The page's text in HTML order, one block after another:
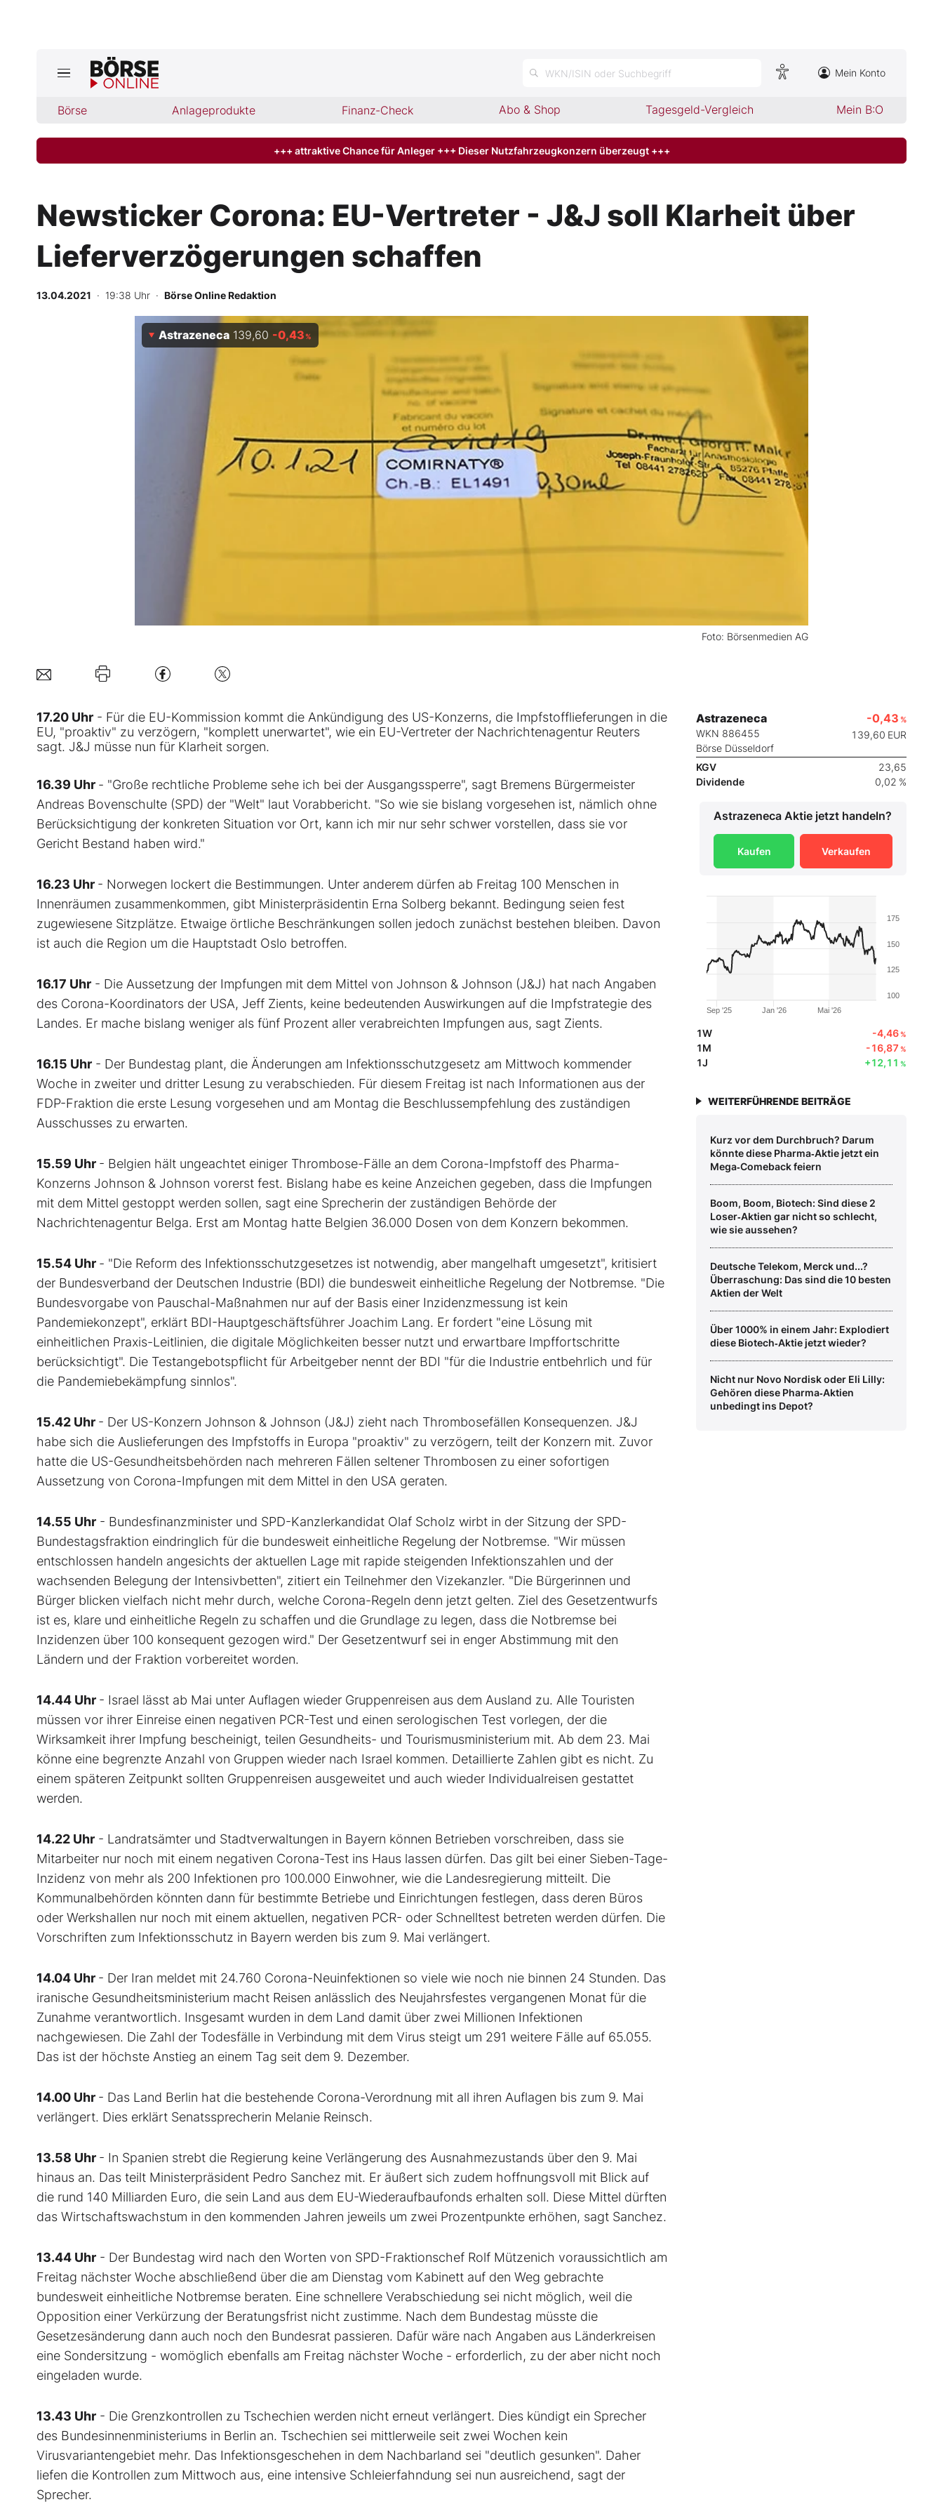
WKN/ISIN oder Suchbegriff Mein Konto
Börse Anlageprodukte Finanz-Check Abo & Shop Tagesgeld-Vergleich Mein B:O
Jetzt aktuelle Ausgabe BÖRSE ONLINE lesen
Finanz-Check
Abo & Shop
BO-Musterdepots
Experten
+++ attraktive Chance für Anleger +++ Dieser Nutzfahrzeugkonzern überzeugt +++
Newsticker Corona: EU-Vertreter - J&J soll Klarheit über
Lieferverzögerungen schaffen
13.04.2021 · 19:38 Uhr · Börse Online Redaktion
Foto: Börsenmedien AG
Astrazeneca 139,60 -0,43%
17.20 Uhr - Für die EU-Kommission kommt die Ankündigung des US-Konzerns, die Impfstofflieferungen in die
EU, "proaktiv" zu verzögern, "komplett unerwartet", wie ein EU-Vertreter der Nachrichtenagentur Reuters
sagt. J&J müsse nun für Klarheit sorgen.
16.39 Uhr - "Große rechtliche Probleme sehe ich bei der Ausgangssperre", sagt Bremens Bürgermeister
Andreas Bovenschulte (SPD) der "Welt" laut Vorabbericht. "So wie sie bislang vorgesehen ist, nämlich ohne
Berücksichtigung der konkreten Situation vor Ort, kann ich mir nur sehr schwer vorstellen, dass sie vor
Gericht Bestand haben wird."
16.23 Uhr - Norwegen lockert die Bestimmungen. Unter anderem dürfen ab Freitag 100 Menschen in
Innenräumen zusammenkommen, gibt Ministerpräsidentin Erna Solberg bekannt. Bedingung seien fest
zugewiesene Sitzplätze. Etwaige örtliche Beschränkungen sollen jedoch zunächst bestehen bleiben. Davon
ist auch die Region um die Hauptstadt Oslo betroffen.
16.17 Uhr - Die Aussetzung der Impfungen mit dem Mittel von Johnson & Johnson (J&J) hat nach Angaben
des Corona-Koordinators der USA, Jeff Zients, keine bedeutenden Auswirkungen auf die Impfstrategie des
Landes. Er mache bislang weniger als fünf Prozent aller verabreichten Impfungen aus, sagt Zients.
16.15 Uhr - Der Bundestag plant, die Änderungen am Infektionsschutzgesetz am Mittwoch kommender
Woche in zweiter und dritter Lesung zu verabschieden. Für diesem Freitag ist nach Informationen aus der
FDP-Fraktion die erste Lesung vorgesehen und am Montag die Beschlussempfehlung des zuständigen
Ausschusses zu erwarten.
15.59 Uhr - Belgien hält ungeachtet einiger Thrombose-Fälle an dem Corona-Impfstoff des Pharma-
Konzerns Johnson & Johnson vorerst fest. Bislang habe es keine Anzeichen gegeben, dass die Impfungen
mit dem Mittel gestoppt werden sollen, sagt eine Sprecherin der zuständigen Behörde der
Nachrichtenagentur Belga. Erst am Montag hatte Belgien 36.000 Dosen von dem Konzern bekommen.
15.54 Uhr - "Die Reform des Infektionsschutzgesetzes ist notwendig, aber mangelhaft umgesetzt", kritisiert
der Bundesverband der Deutschen Industrie (BDI) die bundesweit einheitliche Regelung der Notbremse. "Die
Bundesvorgabe von Pauschal-Maßnahmen nur auf der Basis einer Inzidenzmessung ist kein
Pandemiekonzept", erklärt BDI-Hauptgeschäftsführer Joachim Lang. Er fordert "eine Lösung mit
einheitlichen Praxis-Leitlinien, die digitale Möglichkeiten besser nutzt und erwartbare Impffortschritte
berücksichtigt". Die Testangebotspflicht für Arbeitgeber nennt der BDI "für die Industrie entbehrlich und für
die Pandemiebekämpfung sinnlos".
15.42 Uhr - Der US-Konzern Johnson & Johnson (J&J) zieht nach Thrombosefällen Konsequenzen. J&J
habe sich die Auslieferungen des Impfstoffs in Europa "proaktiv" zu verzögern, teilt der Konzern mit. Zuvor
hatte die US-Gesundheitsbehörden nach mehreren Fällen seltener Thrombosen zu einer sofortigen
Aussetzung von Corona-Impfungen mit dem Mittel in den USA geraten.
14.55 Uhr - Bundesfinanzminister und SPD-Kanzlerkandidat Olaf Scholz wirbt in der Sitzung der SPD-
Bundestagsfraktion eindringlich für die bundesweit einheitliche Regelung der Notbremse. "Wir müssen
entschlossen handeln angesichts der aktuellen Lage mit rapide steigenden Infektionszahlen und der
wachsenden Belegung der Intensivbetten", zitiert ein Teilnehmer den Vizekanzler. "Die Bürgerinnen und
Bürger blicken vielfach nicht mehr durch, welche Corona-Regeln denn jetzt gelten. Ziel des Gesetzentwurfs
ist es, klare und einheitliche Regeln zu schaffen und die Grundlage zu legen, dass die Notbremse bei
Inzidenzen über 100 konsequent gezogen wird." Der Gesetzentwurf sei in enger Abstimmung mit den
Ländern und der Fraktion vorbereitet worden.
14.44 Uhr - Israel lässt ab Mai unter Auflagen wieder Gruppenreisen aus dem Ausland zu. Alle Touristen
müssen vor ihrer Einreise einen negativen PCR-Test und einen serologischen Test vorlegen, der die
Wirksamkeit ihrer Impfung bescheinigt, teilen Gesundheits- und Tourismusministerium mit. Ab dem 23. Mai
könne eine begrenzte Anzahl von Gruppen wieder nach Israel kommen. Detaillierte Zahlen gibt es nicht. Zu
einem späteren Zeitpunkt sollten Gruppenreisen ausgeweitet und auch wieder Individualreisen gestattet
werden.
14.22 Uhr - Landratsämter und Stadtverwaltungen in Bayern können Betrieben vorschreiben, dass sie
Mitarbeiter nur noch mit einem negativen Corona-Test ins Haus lassen dürfen. Das gilt bei einer Sieben-Tage-
Inzidenz von mehr als 200 Infektionen pro 100.000 Einwohner, wie die Landesregierung mitteilt. Die
Kommunalbehörden könnten dann für bestimmte Betriebe und Einrichtungen festlegen, dass deren Büros
oder Werkshallen nur noch mit einem aktuellen, negativen PCR- oder Schnelltest betreten werden dürfen. Die
Vorschriften zum Infektionsschutz in Bayern werden bis zum 9. Mai verlängert.
14.04 Uhr - Der Iran meldet mit 24.760 Corona-Neuinfektionen so viele wie noch nie binnen 24 Stunden. Das
iranische Gesundheitsministerium macht Reisen anlässlich des Neujahrsfestes vergangenen Monat für die
Zunahme verantwortlich. Insgesamt wurden in dem Land damit über zwei Millionen Infektionen
nachgewiesen. Die Zahl der Todesfälle in Verbindung mit dem Virus steigt um 291 weitere Fälle auf 65.055.
Das ist der höchste Anstieg an einem Tag seit dem 9. Dezember.
14.00 Uhr - Das Land Berlin hat die bestehende Corona-Verordnung mit all ihren Auflagen bis zum 9. Mai
verlängert. Dies erklärt Senatssprecherin Melanie Reinsch.
13.58 Uhr - In Spanien strebt die Regierung keine Verlängerung des Ausnahmezustands über den 9. Mai
hinaus an. Das teilt Ministerpräsident Pedro Sanchez mit. Er äußert sich zudem hoffnungsvoll mit Blick auf
die rund 140 Milliarden Euro, die sein Land aus dem EU-Wiederaufbaufonds erhalten soll. Diese Mittel dürften
das Wirtschaftswachstum in den kommenden Jahren jeweils um zwei Prozentpunkte erhöhen, sagt Sanchez.
13.44 Uhr - Der Bundestag wird nach den Worten von SPD-Fraktionschef Rolf Mützenich voraussichtlich am
Freitag nächster Woche abschließend über die am Dienstag vom Kabinett auf den Weg gebrachte
bundesweit einheitliche Notbremse beraten. Eine schnellere Verabschiedung sei nicht möglich, weil die
Opposition einer Verkürzung der Beratungsfrist nicht zustimme. Nach dem Bundestag müsste die
Gesetzesänderung dann auch noch den Bundesrat passieren. Dafür wäre nach Angaben aus Länderkreisen
eine Sondersitzung - womöglich ebenfalls am Freitag nächster Woche - erforderlich, zu der aber nicht noch
eingeladen wurde.
13.43 Uhr - Die Grenzkontrollen zu Tschechien werden nicht erneut verlängert. Dies kündigt ein Sprecher
des Bundesinnenministeriums in Berlin an. Tschechien sei mittlerweile seit zwei Wochen kein
Virusvariantengebiet mehr. Das Infektionsgeschehen in dem Nachbarland sei "deutlich gesunken". Daher
liefen die Kontrollen zum Mittwoch aus, eine intensive Schleierfahndung sei nun ausreichend, sagt der
Sprecher.
Astrazeneca
WKN 886455
Börse Düsseldorf
-0,43 %
139,60 EUR
KGV
23,65
Dividende
0,02 %
Astrazeneca Aktie jetzt handeln?
Kaufen Verkaufen
Jan '26
Sep '25 Mai '26
100
125
150
175
1W -4,46%
1M -16,87 %
1J +12,11 %
WEITERFÜHRENDE BEITRÄGE
Kurz vor dem Durchbruch? Darum
könnte diese Pharma‑Aktie jetzt ein
Mega‑Comeback feiern
Boom, Boom, Biotech: Sind diese 2
Loser‑Aktien gar nicht so schlecht,
wie sie aussehen?
Deutsche Telekom, Merck und...?
Überraschung: Das sind die 10 besten
Aktien der Welt
Über 1000% in einem Jahr: Explodiert
diese Biotech‑Aktie jetzt wieder?
Nicht nur Novo Nordisk oder Eli Lilly:
Gehören diese Pharma‑Aktien
unbedingt ins Depot?